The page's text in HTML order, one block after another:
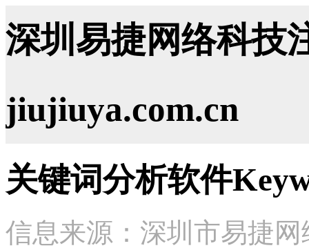
深圳易捷网络科技
jiujiuya.com.cn
关键词分析软件
信息来源：深圳市易捷